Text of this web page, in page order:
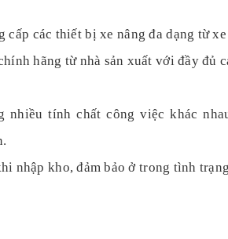
các thiết bị xe nâng đa dạng từ
hãng từ nhà sản xuất với đầy đủ
nhiều tính chất công việc khác
kho, đảm bảo ở trong tình